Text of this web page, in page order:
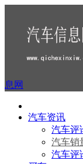
息网
汽车资讯
汽车评
汽车销
汽车评